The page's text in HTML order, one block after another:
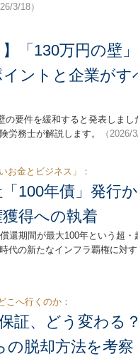
3/18）
】「130万円の
イントと企業が
の要件を緩和すると発表しま
労務士が解説します。
（2026/
お金とビジネス」：
100年債」発行
得への執着
還期間が最大100年という超
代の新たなインフラ覇権に対
こへ行くのか：
証、どう変わる
の脱却方法を考察